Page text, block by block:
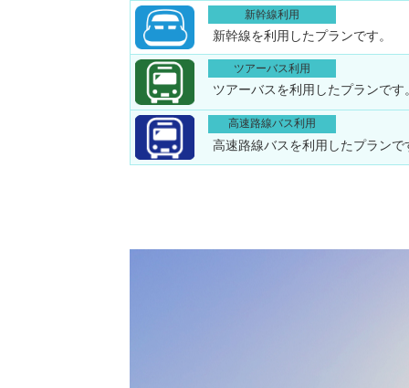
新幹線利用
新幹線を利用したプランです。
ツアーバス利用
ツアーバスを利用したプランです
高速路線バス利用
高速路線バスを利用したプランで